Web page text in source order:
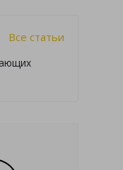
Все статьи